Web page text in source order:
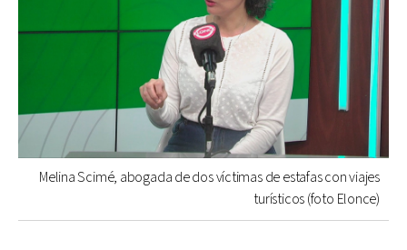
Melina Scimé, abogada de dos víctimas de estafas con viajes
turísticos (foto Elonce)